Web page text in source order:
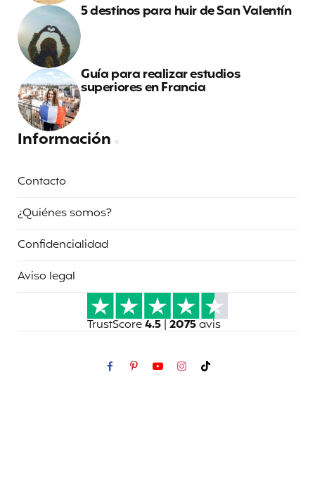
5 destinos para huir de San Valentín
Guía para realizar estudios
superiores en Francia
Información
Contacto
¿Quiénes somos?
Confidencialidad
Aviso legal
TrustScore4.5 2075avis